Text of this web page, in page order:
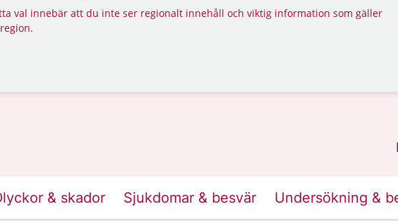
val innebär att du inte ser regionalt innehåll och viktig information som gäller
& skador Sjukdomar & besvär Undersökning &